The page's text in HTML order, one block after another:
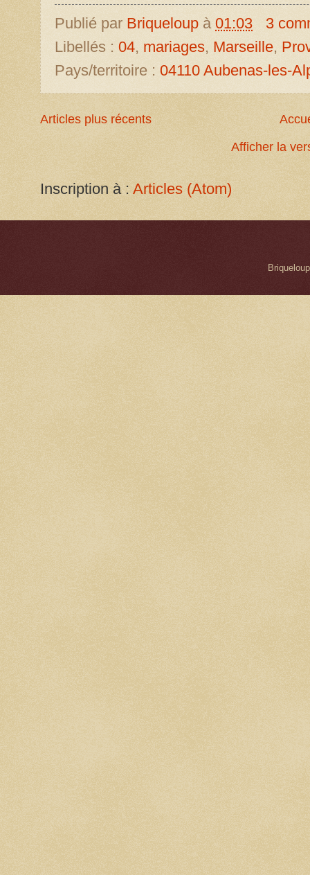
Publié par Briqueloup à 01:03
3
Libellés : 04, mariages, Marseille,
Pays/territoire : 04110 Aubenas-les-
Articles plus récents
Afficher la
Inscription à : Articles (Atom)